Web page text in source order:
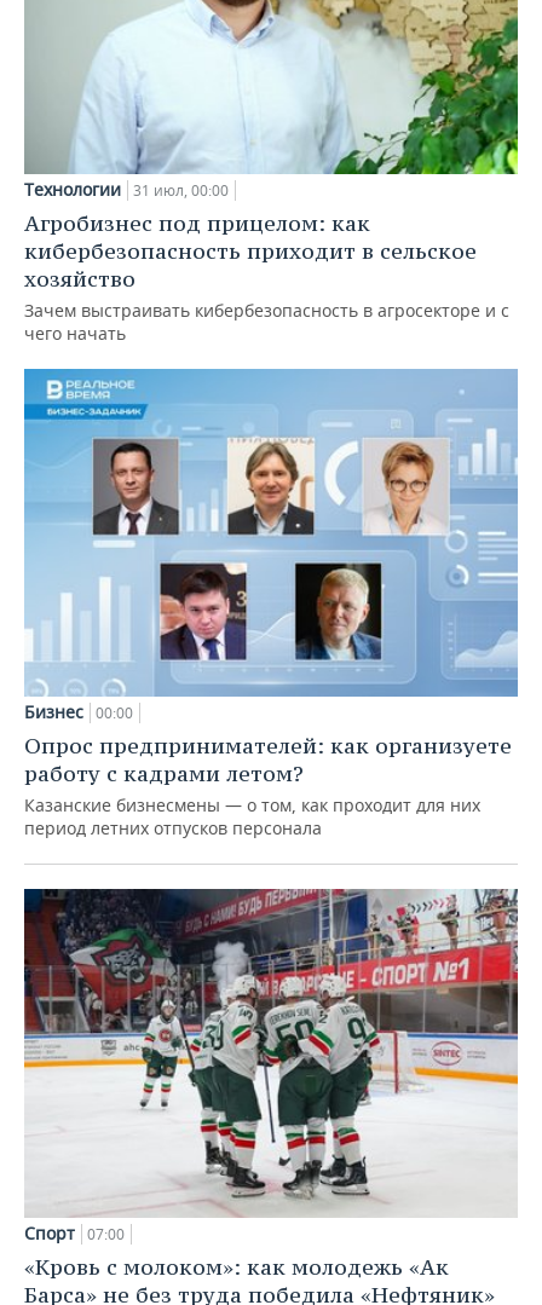
Технологии 31 июл, 00:00
Агробизнес под прицелом: как
кибербезопасность приходит в сельское
хозяйство
Зачем выстраивать кибербезопасность в агросекторе и с
чего начать
Бизнес 00:00
Опрос предпринимателей: как организуете
работу с кадрами летом?
Казанские бизнесмены — о том, как проходит для них
период летних отпусков персонала
Спорт 07:00
«Кровь с молоком»: как молодежь «Ак
Барса» не без труда победила «Нефтяник»